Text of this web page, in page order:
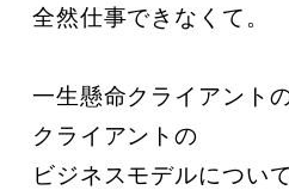
全然仕事できなくて。
一生懸命クライアント
クライアントの
ビジネスモデルについ